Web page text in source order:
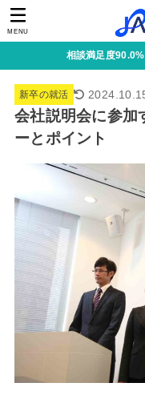
MENU
相談満足度
新卒の就活
会社説明会に参加
ーとポイント